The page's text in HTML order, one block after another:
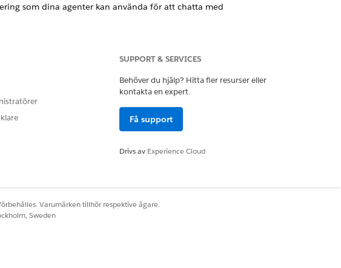
som dina agenter kan använda för att chatta med
och få åtkomst till din lista över botar.
dem igen.
SUPPORT & SERVICES
Behöver du hjälp? Hitta fler resurser eller
kontakta en expert.
Få support
Drivs av Experience Cloud
Varumärken tillhör respektive ägare.
Sweden